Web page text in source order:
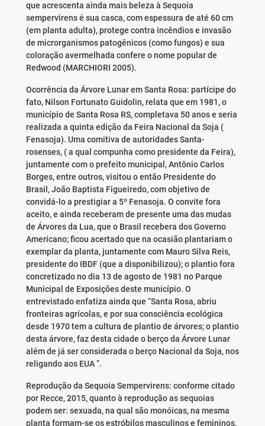
que acrescenta ainda mais beleza à Sequoia
sempervirens é sua casca, com espessura de até 60 cm
(em planta adulta), protege contra incêndios e invasão
de microrganismos patogênicos (como fungos) e sua
coloração avermelhada confere o nome popular de
Redwood (MARCHIORI 2005).
Ocorrência da Árvore Lunar em Santa Rosa: partícipe do
fato, Nilson Fortunato Guidolin, relata que em 1981, o
município de Santa Rosa RS, completava 50 anos e seria
realizada a quinta edição da Feira Nacional da Soja (
Fenasoja). Uma comitiva de autoridades Santa-
rosenses, ( a qual compunha como presidente da Feira),
juntamente com o prefeito municipal, Antônio Carlos
Borges, entre outros, visitou o então Presidente do
Brasil, João Baptista Figueiredo, com objetivo de
convidá-lo a prestigiar a 5º Fenasoja. O convite fora
aceito, e ainda receberam de presente uma das mudas
de Árvores da Lua, que o Brasil recebera dos Governo
Americano; ficou acertado que na ocasião plantariam o
exemplar da planta, juntamente com Mauro Silva Reis,
presidente do IBDF (que a disponibilizou); o plantio fora
concretizado no dia 13 de agosto de 1981 no Parque
Municipal de Exposições deste município. O
entrevistado enfatiza ainda que “Santa Rosa, abriu
fronteiras agrícolas, e por sua consciência ecológica
desde 1970 tem a cultura de plantio de árvores; o plantio
desta árvore, faz desta cidade o berço da Árvore Lunar
além de já ser considerada o berço Nacional da Soja, nos
religando aos EUA ”.
Reprodução da Sequoia Sempervirens: conforme citado
por Recce, 2015, quanto à reprodução as sequoias
podem ser: sexuada, na qual são monóicas, na mesma
planta formam-se os estróbilos masculinos e femininos,